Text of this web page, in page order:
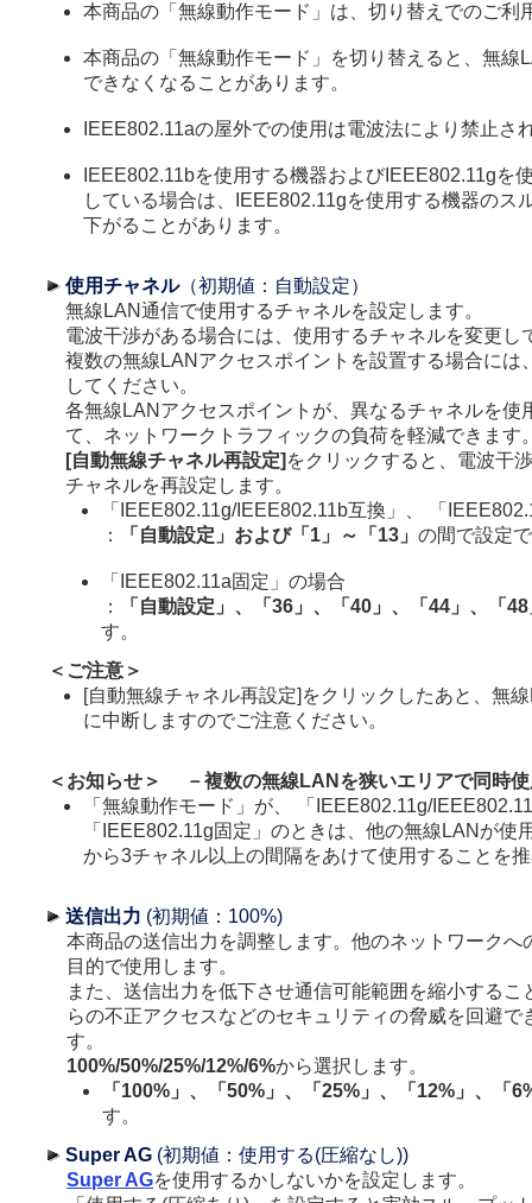
本商品の「無線動作モード」は、切り替えでのご利
本商品の「無線動作モード」を切り替えると、無線
できなくなることがあります。
IEEE802.11aの屋外での使用は電波法により禁止さ
IEEE802.11bを使用する機器およびIEEE802.11gを
している場合は、IEEE802.11gを使用する機器のス
下がることがあります。
使用チャネル（初期値：自動設定）
無線LAN通信で使用するチャネルを設定します。
電波干渉がある場合には、使用するチャネルを変更し
複数の無線LANアクセスポイントを設置する場合には
してください。
各無線LANアクセスポイントが、異なるチャネルを使
て、ネットワークトラフィックの負荷を軽減できます
[自動無線チャネル再設定] をクリックすると、電波干
チャネルを再設定します。
「IEEE802.11g/IEEE802.11b互換」、 「
：
「自動設定」および「1」～「13」 の間で設定
「IEEE802.11a固定」の場合
：
「自動設定」、「36」、「40」、「44」、「
す。
＜ご注意＞
[自動無線チャネル再設定]をクリックしたあと、無
に中断しますのでご注意ください。
＜お知らせ＞ －複数の無線LANを狭いエリアで同時
「無線動作モード」が、 「IEEE802.11g/
「IEEE802.11g固定」のときは、他の無線LANが使
から3チャネル以上の間隔をあけて使用することを
送信出力 (初期値：100%)
本商品の送信出力を調整します。他のネットワークへ
目的で使用します。
また、送信出力を低下させ通信可能範囲を縮小するこ
らの不正アクセスなどのセキュリティの脅威を回避で
す。
100%/50%/25%/12%/6%から選択します。
「100%」、「50%」、「25%」、「12%」、「
す。
Super AG (初期値：使用する(圧縮なし))
Super AGを使用するかしないかを設定します。